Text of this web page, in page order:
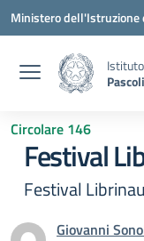
Vai ai contenuti
Vai al menu di navigazione
Vai al footer
Ministero dell'Istruzione
Circolare 146
Festival
Festival
Giovanni